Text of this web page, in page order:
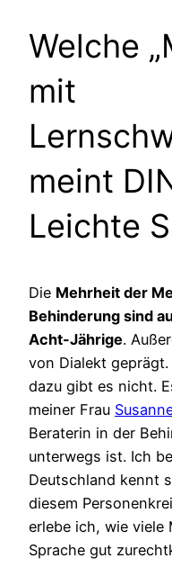
Welche
mit
meint
Leichte
Die Mehrheit der
Behinderung sind
Acht-Jährige.
von Dialekt
dazu gibt es nicht.
meiner Frau
Beraterin in der
unterwegs ist. Ich
Deutschland kennt
diesem
erlebe ich, wie viele
Sprache gut